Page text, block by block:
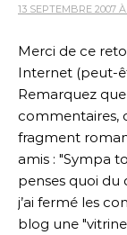
13 SEPTEMBRE 2007
Merci de ce
Internet (peut-
Remarquez
commentaires,
fragment
amis : "Sympa
penses quoi du
j’ai fermé les
blog une